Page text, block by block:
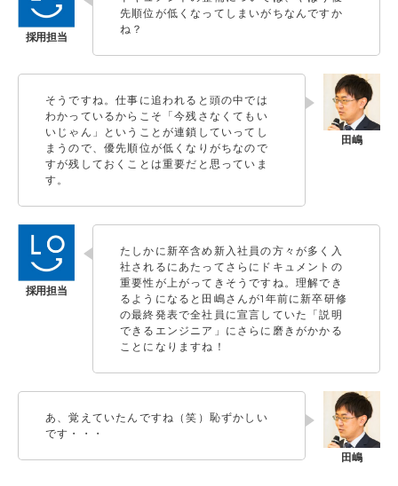
先順位が低くなってしまいがちなんですか
ね？
そうですね。仕事に追われると頭の中では
わかっているからこそ「今残さなくてもい
いじゃん」ということが連鎖していってし
まうので、優先順位が低くなりがちなので
すが残しておくことは重要だと思っていま
す。
たしかに新卒含め新入社員の方々が多く入
社されるにあたってさらにドキュメントの
重要性が上がってきそうですね。理解でき
るようになると田嶋さんが1年前に新卒研修
の最終発表で全社員に宣言していた「説明
できるエンジニア」にさらに磨きがかかる
ことになりますね！
あ、覚えていたんですね（笑）恥ずかしい
です・・・